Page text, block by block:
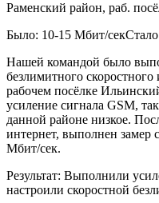
Раменский район, раб.
Было: 10-15 Мбит/сек
Нашей командой было
безлимитного
рабочем посёлке
усиление сигнала GSM,
данной районе низкое.
интернет, выполнен замер
Мбит/сек.
Результат: Выполнили
настроили скоростной